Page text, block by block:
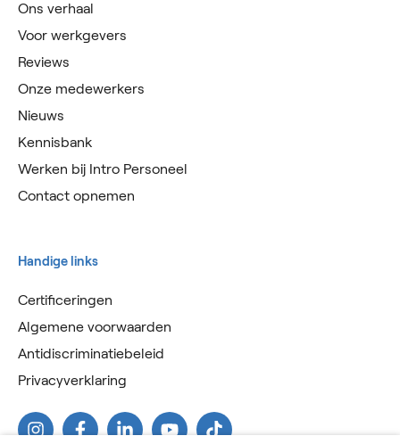
Ons verhaal
Voor werkgevers
Reviews
Onze medewerkers
Nieuws
Kennisbank
Werken bij Intro Personeel
Contact opnemen
Handige links
Certificeringen
Algemene voorwaarden
Antidiscriminatiebeleid
Privacyverklaring